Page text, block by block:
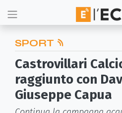
SPORT
Castrovillari
raggiunto con
Giuseppe Capua